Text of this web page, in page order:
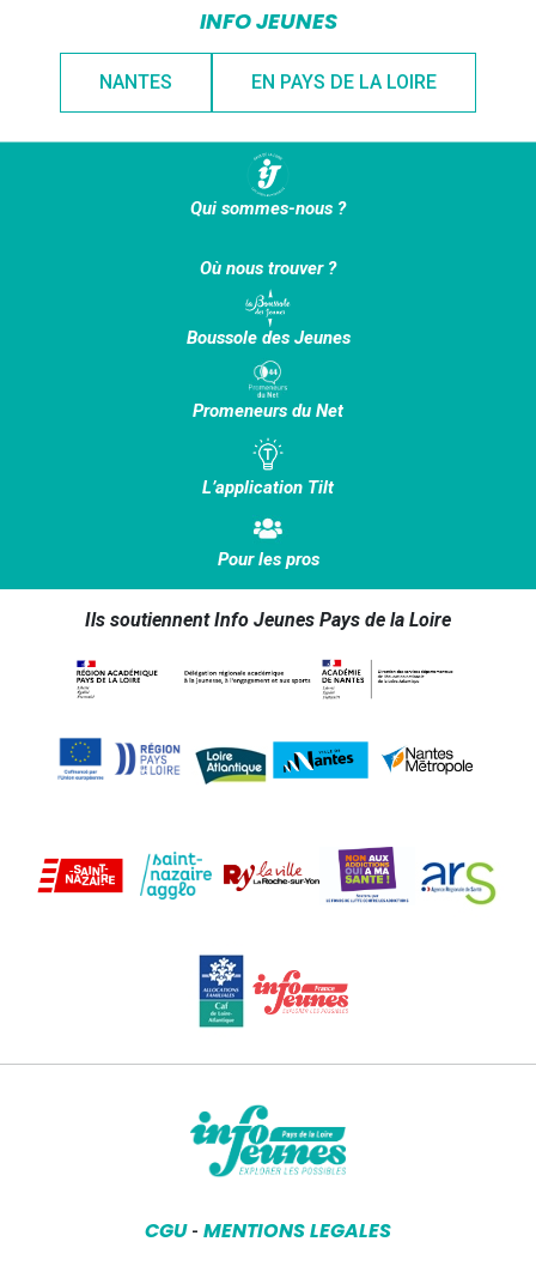
INFO JEUNES
NANTES EN PAYS DE LA LOIRE
Qui sommes-nous ?
Où nous trouver ?
Boussole des Jeunes
Promeneurs du Net
L’application Tilt
Pour les pros
Ils soutiennent Info Jeunes Pays de la Loire
CGU- MENTIONS LEGALES